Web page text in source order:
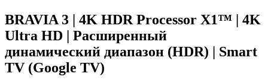
BRAVIA 3 | 4K HDR Processor X1™ | 4K
Ultra HD | Расширенный
динамический диапазон (HDR) | Smart
TV (Google TV)